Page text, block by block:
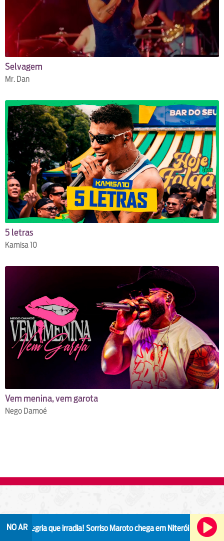
Selvagem
Mr. Dan
5 letras
Kamisa 10
Vem menina, vem garota
Nego Damoé
NO AR
Alegria que irradia!Sorriso Maroto chega em Niterói com a turnê